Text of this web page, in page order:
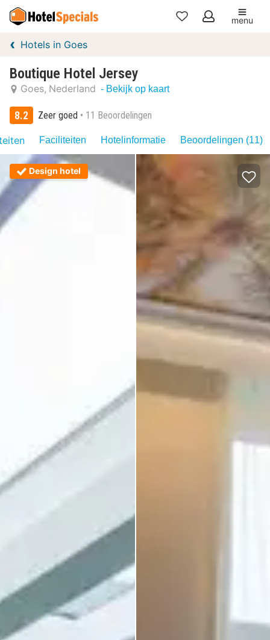
Mijn
menu
Hotels in Goes
Boutique Hotel Jersey
Goes Nederland - Bekijk op kaart
8.2 Zeer goed 11 Beoordelingen
Faciliteiten Hotelinformatie Beoordelingen (11)
Design hotel